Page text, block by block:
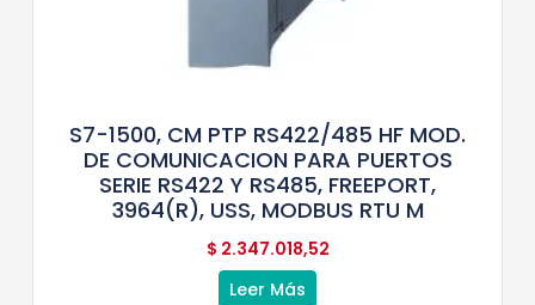
S7-1500, CM PTP RS422/485 HF MOD.
DE COMUNICACION PARA PUERTOS
SERIE RS422 Y RS485, FREEPORT,
3964(R), USS, MODBUS RTU M
$ 2.347.018,52
Leer Más